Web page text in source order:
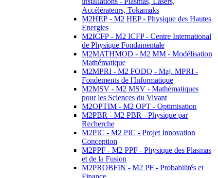
Accélérateurs, Tokamaks
M2HEP - M2 HEP - Physique des Hautes
Energies
M2ICFP - M2 ICFP - Centre International
de Physique Fondamentale
M2MATHMOD - M2 MM - Modélisation
Mathématique
M2MPRI - M2 FODQ - Maj. MPRI -
Fondements de l'Informatique
M2MSV - M2 MSV - Mathématiques
pour les Sciences du Vivant
M2OPTIM - M2 OPT - Optimisation
M2PBR - M2 PBR - Physique par
Recherche
M2PIC - M2 PIC - Projet Innovation
Conception
M2PPF - M2 PPF - Physique des Plasmas
et de la Fusion
M2PROBFIN - M2 PF - Probabilités et
Finance